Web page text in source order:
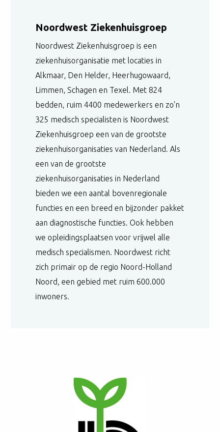
Noordwest Ziekenhuisgroep
Noordwest Ziekenhuisgroep is een
ziekenhuisorganisatie met locaties in
Alkmaar, Den Helder, Heerhugowaard,
Limmen, Schagen en Texel. Met 824
bedden, ruim 4400 medewerkers en zo'n
325 medisch specialisten is Noordwest
Ziekenhuisgroep een van de grootste
ziekenhuisorganisaties van Nederland. Als
een van de grootste
ziekenhuisorganisaties in Nederland
bieden we een aantal bovenregionale
functies en een breed en bijzonder pakket
aan diagnostische functies. Ook hebben
we opleidingsplaatsen voor vrijwel alle
medisch specialismen. Noordwest richt
zich primair op de regio Noord-Holland
Noord, een gebied met ruim 600.000
inwoners.